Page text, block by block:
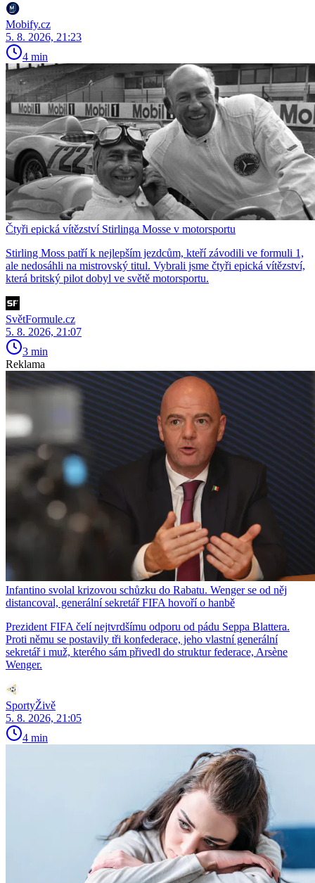
Mobify.cz
5. 8. 2026, 21:23
4 min
Čtyři epická vítězství Stirlinga Mosse v motorsportu
Stirling Moss patří k nejlepším jezdcům, kteří závodili ve formuli 1,
ale nedosáhli na mistrovský titul. Vybrali jsme čtyři epická vítězství,
která britský pilot dobyl ve světě motorsportu.
SvětFormule.cz
5. 8. 2026, 21:07
3 min
Reklama
Infantino svolal krizovou schůzku do Rabatu. Wenger se od něj
distancoval, generální sekretář FIFA hovoří o hanbě
Prezident FIFA čelí nejtvrdšímu odporu od pádu Seppa Blattera.
Proti němu se postavily tři konfederace, jeho vlastní generální
sekretář i muž, kterého sám přivedl do struktur federace, Arsène
Wenger.
SportyŽivě
5. 8. 2026, 21:05
4 min